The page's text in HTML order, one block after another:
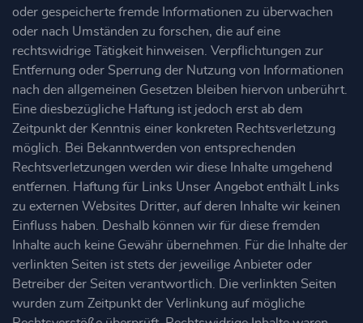
oder gespeicherte fremde Informationen zu überwachen
oder nach Umständen zu forschen, die auf eine
rechtswidrige Tätigkeit hinweisen. Verpflichtungen zur
Entfernung oder Sperrung der Nutzung von Informationen
nach den allgemeinen Gesetzen bleiben hiervon unberührt.
Eine diesbezügliche Haftung ist jedoch erst ab dem
Zeitpunkt der Kenntnis einer konkreten Rechtsverletzung
möglich. Bei Bekanntwerden von entsprechenden
Rechtsverletzungen werden wir diese Inhalte umgehend
entfernen. Haftung für Links Unser Angebot enthält Links
zu externen Websites Dritter, auf deren Inhalte wir keinen
Einfluss haben. Deshalb können wir für diese fremden
Inhalte auch keine Gewähr übernehmen. Für die Inhalte der
verlinkten Seiten ist stets der jeweilige Anbieter oder
Betreiber der Seiten verantwortlich. Die verlinkten Seiten
wurden zum Zeitpunkt der Verlinkung auf mögliche